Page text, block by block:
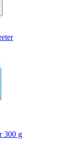
300 g